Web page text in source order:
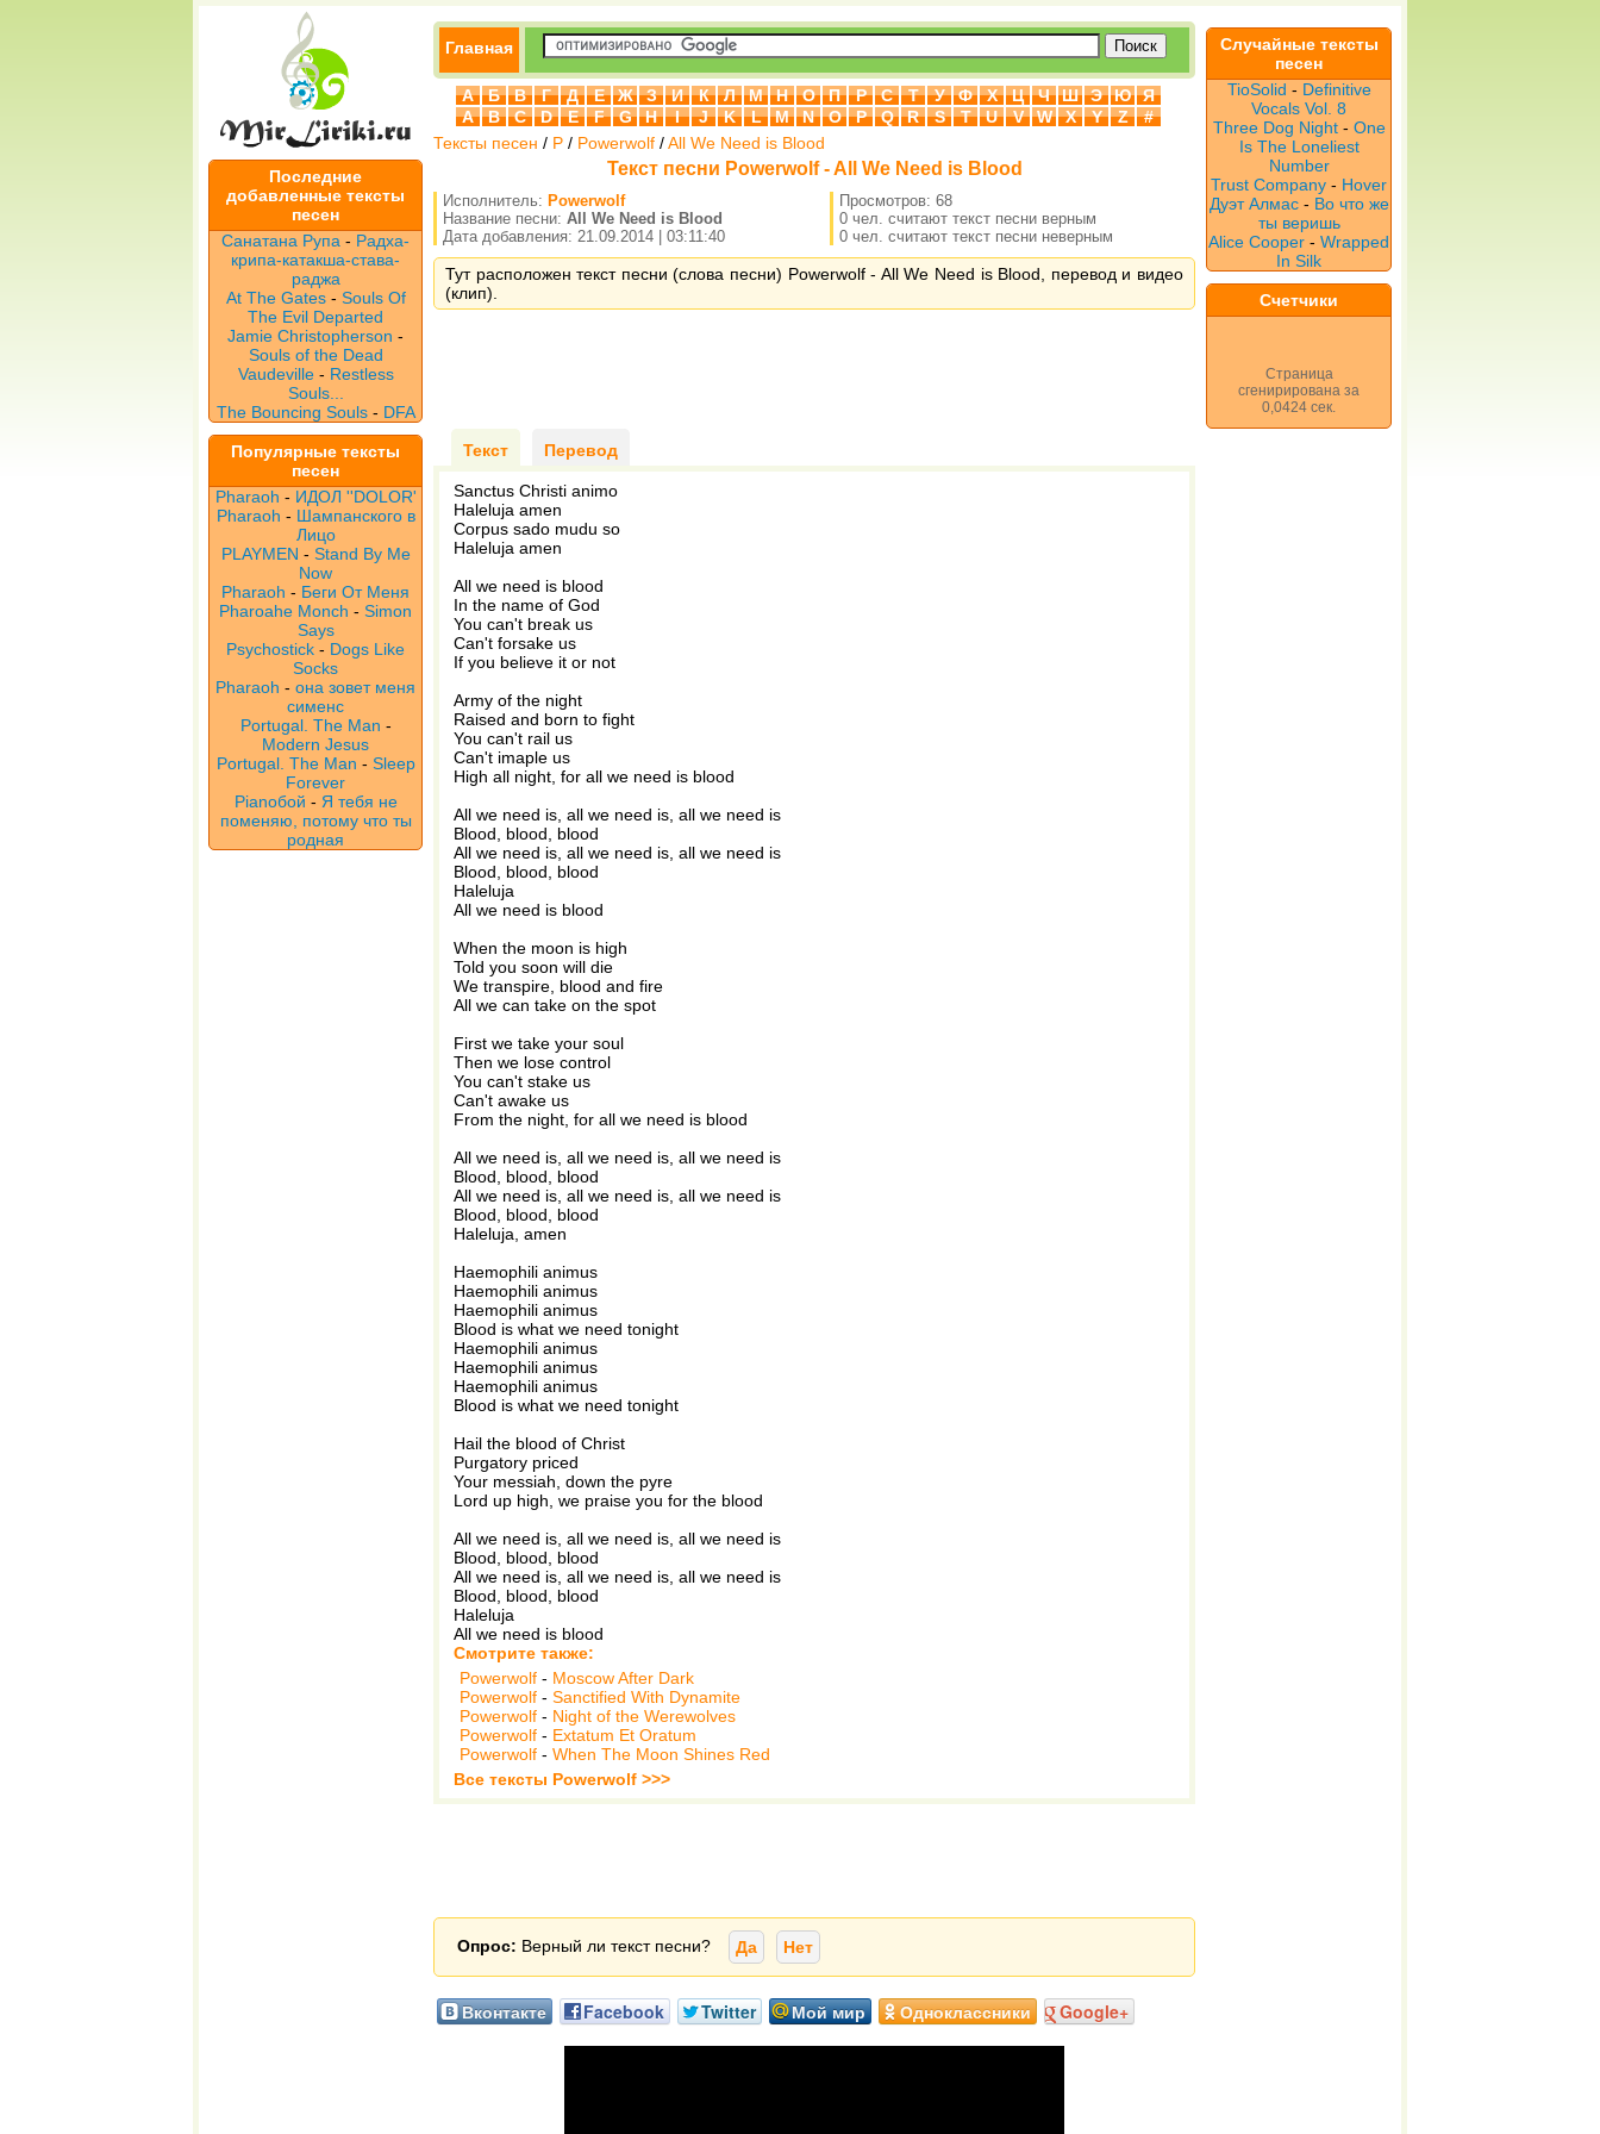
Последние
добавленные тексты
песен
Санатана Рупа - Радха-
крипа-катакша-става-
раджа
At The Gates- Souls Of
The Evil Departed
Jamie Christopherson -
Souls of the Dead
Vaudeville - Restless
Souls...
The Bouncing Souls- DFA
Популярные тексты
песен
Pharaoh - ИДОЛ ''DOLOR'
Pharaoh - Шампанского в
Лицо
PLAYMEN - Stand By Me
Now
Pharaoh - Беги От Меня
Pharoahe Monch - Simon
Says
Psychostick - Dogs Like
Socks
Pharaoh - она зовет меня
сименс
Portugal. The Man -
Modern Jesus
Portugal. The Man - Sleep
Forever
Pianoбой - Я тебя не
поменяю, потому что ты
родная
Главная
А Б В Г Д Е Ж З И К Л М Н О П Р С Т У Ф Х Ц Ч Ш Э Ю
Я
A
B C D E F G H I J K L M N O P Q R S T U V W X Y Z
#
Тексты песен / P / Powerwolf /All We Need is Blood
Текст песни Powerwolf - All We Need is Blood
Исполнитель: Powerwolf
Название песни: All We Need is Blood
Дата добавления: 21.09.2014 | 03:11:40
Просмотров: 68
0 чел. считают текст песни верным
0 чел. считают текст песни неверным
Тут расположен текст песни (слова песни) Powerwolf - All We Need is Blood, перевод и видео
(клип).
Текст Перевод
Sanctus Christi animo
Haleluja amen
Corpus sado mudu so
Haleluja amen
All we need is blood
In the name of God
You can't break us
Can't forsake us
If you believe it or not
Army of the night
Raised and born to fight
You can't rail us
Can't imaple us
High all night, for all we need is blood
All we need is, all we need is, all we need is
Blood, blood, blood
All we need is, all we need is, all we need is
Blood, blood, blood
Haleluja
All we need is blood
When the moon is high
Told you soon will die
We transpire, blood and fire
All we can take on the spot
First we take your soul
Then we lose control
You can't stake us
Can't awake us
From the night, for all we need is blood
All we need is, all we need is, all we need is
Blood, blood, blood
All we need is, all we need is, all we need is
Blood, blood, blood
Haleluja, amen
Haemophili animus
Haemophili animus
Haemophili animus
Blood is what we need tonight
Haemophili animus
Haemophili animus
Haemophili animus
Blood is what we need tonight
Hail the blood of Christ
Purgatory priced
Your messiah, down the pyre
Lord up high, we praise you for the blood
All we need is, all we need is, all we need is
Blood, blood, blood
All we need is, all we need is, all we need is
Blood, blood, blood
Haleluja
All we need is blood
Смотрите также:
Powerwolf - Moscow After Dark
Powerwolf - Sanctified With Dynamite
Powerwolf - Night of the Werewolves
Powerwolf - Extatum Et Oratum
Powerwolf - When The Moon Shines Red
Все тексты Powerwolf >>>
Опрос: Верный ли текст песни? Да Нет
Вконтакте Facebook Twitter Мой мир Одноклассники Google+
Случайные тексты
песен
TioSolid - Definitive
Vocals Vol. 8
Three Dog Night- One
Is The Loneliest
Number
Trust Company - Hover
Дуэт Алмас- Во что же
ты веришь
Alice Cooper - Wrapped
In Silk
Счетчики
Страница
сгенирирована за
0,0424 сек.